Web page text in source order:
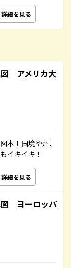
詳細を見る
アメリカ大
本！国境や州、
イキイキ！
詳細を見る
ヨーロッパ